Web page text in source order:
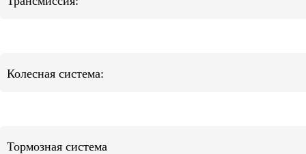
Колесная система:
Тормозная система